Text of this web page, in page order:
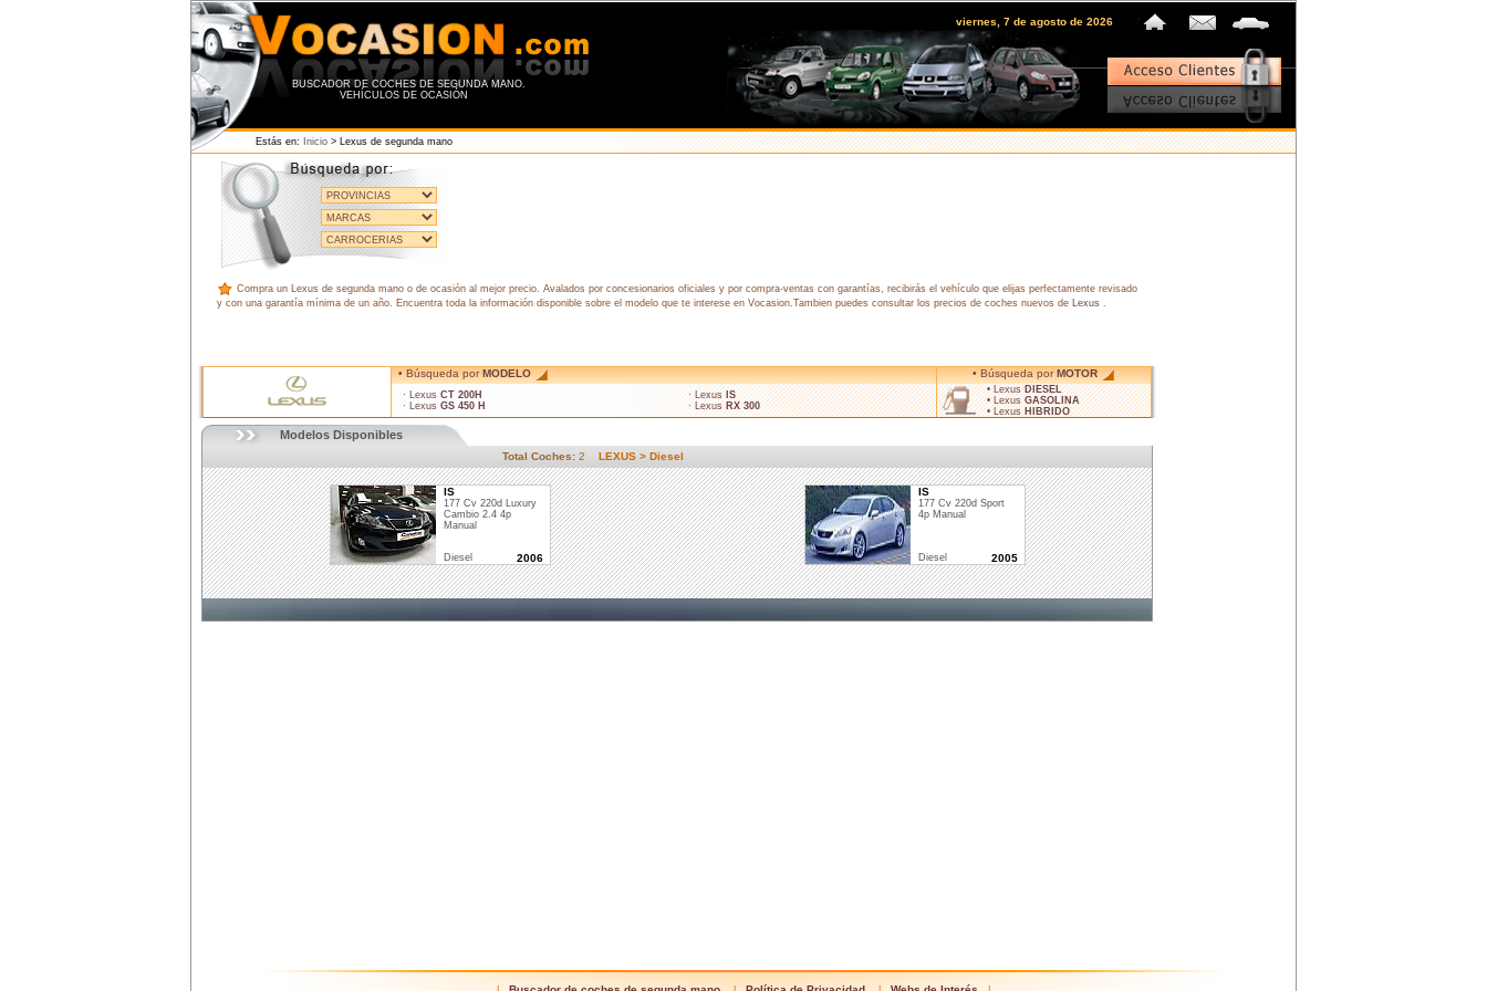
BUSCADOR DE COCHES DE SEGUNDA MANO.
VEHÍCULOS DE OCASIÓN
viernes, 7 de agosto de 2026
Estás en: Inicio > Lexus de segunda mano
Compra un Lexus de segunda mano o de ocasión al mejor precio. Avalados por concesionarios oficiales y por compra-ventas con garantías, recibirás el vehículo que elijas perfectamente revisado
y con una garantía mínima de un año. Encuentra toda la información disponible sobre el modelo que te interese en Vocasion.Tambien puedes consultar los precios de coches nuevos de Lexus .
• Búsqueda porMODELO
· Lexus CT 200H
· Lexus GS 450 H
· LexusIS
· LexusRX 300
• Búsqueda porMOTOR
• LexusDIESEL
• LexusGASOLINA
• LexusHIBRIDO
Modelos Disponibles
Total Coches: 2 LEXUS > Diesel
IS
177 Cv 220d Luxury
Cambio 2.4 4p
Manual
Diesel 2006
IS
177 Cv 220d Sport
4p Manual
Diesel 2005